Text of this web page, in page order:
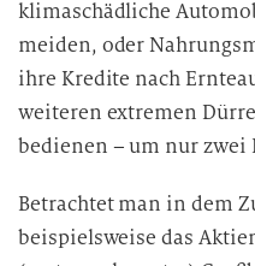
klimaschädliche
meiden, oder
ihre Kredite nach
weiteren extremen
bedienen – um nur zwei
Betrachtet man in dem
beispielsweise das